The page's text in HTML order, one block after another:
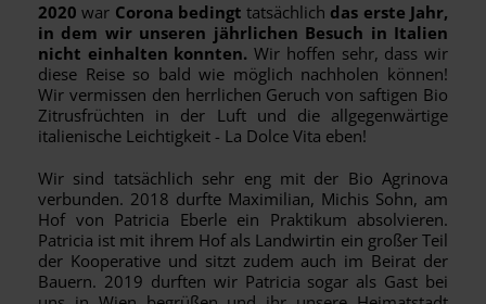
2020 war Corona bedingttatsächlich das erste Jahr,
in dem wir unseren jährlichen Besuch in Italien
nicht einhalten konnten. Wir hoffen sehr, dass wir
diese Reise so bald wie möglich nachholen können!
Wir vermissen den herrlichen Geruch von saftigen Bio
Zitrusfrüchten in der Luft und die allgegenwärtige
italienische Leichtigkeit - La Dolce Vita eben!
Wir sind tatsächlich sehr eng mit der Bio Agrinova
verbunden. 2018 durfte Maximilian, Michis Sohn, am
Hof von Patricia Eberle ein Praktikum absolvieren.
Patricia ist mit ihrem Hof als Landwirtin ein großer Teil
der Kooperative und sitzt zudem auch im Beirat der
Bauern. 2019 durften wir Patricia sogar als Gast bei